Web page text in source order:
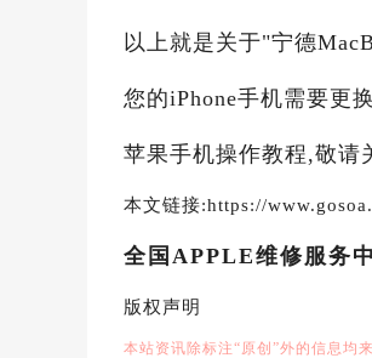
以上就是关于"宁德
您的iPhone手机需要更
苹果手机操作教程,敬请
本文链接:https://
全国APPLE维修服务
版权声明
本站资讯除标注“原创”外的信息均